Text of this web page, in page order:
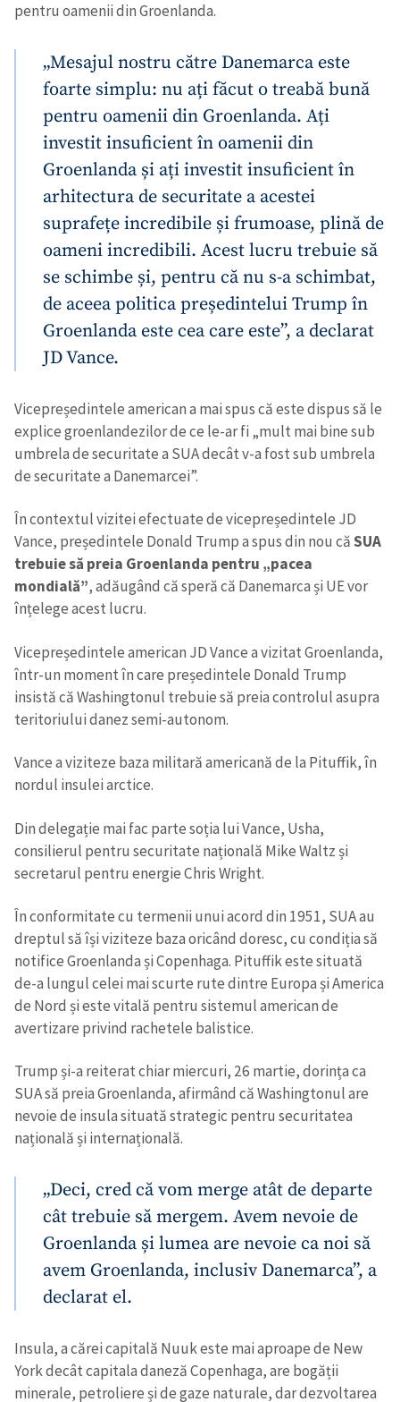
pentru oamenii din Groenlanda.
„Mesajul nostru către Danemarca este
foarte simplu: nu ați făcut o treabă bună
pentru oamenii din Groenlanda. Ați
investit insuficient în oamenii din
Groenlanda și ați investit insuficient în
arhitectura de securitate a acestei
suprafețe incredibile și frumoase, plină de
oameni incredibili. Acest lucru trebuie să
se schimbe și, pentru că nu s-a schimbat,
de aceea politica președintelui Trump în
Groenlanda este cea care este”, a declarat
JD Vance.
Vicepreședintele american a mai spus că este dispus să le
explice groenlandezilor de ce le-ar fi „mult mai bine sub
umbrela de securitate a SUA decât v-a fost sub umbrela
de securitate a Danemarcei”.
În contextul vizitei efectuate de vicepreședintele JD
Vance, președintele Donald Trump a spus din nou căSUA
trebuie să preia Groenlanda pentru „pacea
mondială”, adăugând că speră că Danemarca și UE vor
înțelege acest lucru.
Vicepreședintele american JD Vance a vizitat Groenlanda,
într-un moment în care președintele Donald Trump
insistă că Washingtonul trebuie să preia controlul asupra
teritoriului danez semi-autonom.
Vance a viziteze baza militară americană de la Pituffik, în
nordul insulei arctice.
Din delegație mai fac parte soția lui Vance, Usha,
consilierul pentru securitate națională Mike Waltz și
secretarul pentru energie Chris Wright.
În conformitate cu termenii unui acord din 1951, SUA au
dreptul să își viziteze baza oricând doresc, cu condiția să
notifice Groenlanda și Copenhaga. Pituffik este situată
de-a lungul celei mai scurte rute dintre Europa și America
de Nord și este vitală pentru sistemul american de
avertizare privind rachetele balistice.
Trump și-a reiterat chiar miercuri, 26 martie, dorința ca
SUA să preia Groenlanda, afirmând că Washingtonul are
nevoie de insula situată strategic pentru securitatea
națională și internațională.
„Deci, cred că vom merge atât de departe
cât trebuie să mergem. Avem nevoie de
Groenlanda și lumea are nevoie ca noi să
avem Groenlanda, inclusiv Danemarca”, a
declarat el.
Insula, a cărei capitală Nuuk este mai aproape de New
York decât capitala daneză Copenhaga, are bogății
minerale, petroliere și de gaze naturale, dar dezvoltarea